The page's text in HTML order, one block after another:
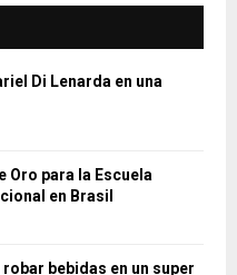
Di Lenarda en una
Oro para la Escuela
en Brasil
bebidas en un super